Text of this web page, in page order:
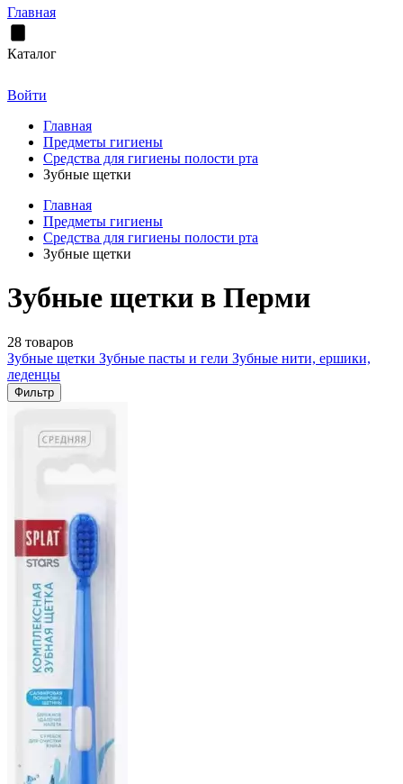
Главная
Каталог
Войти
Главная
Предметы гигиены
Средства для гигиены полости рта
Зубные щетки
Главная
Предметы гигиены
Средства для гигиены полости рта
Зубные щетки
Зубные щетки в Перми
28 товаров
Зубные щетки Зубные пасты и гели Зубные нити, ершики,
леденцы
Фильтр